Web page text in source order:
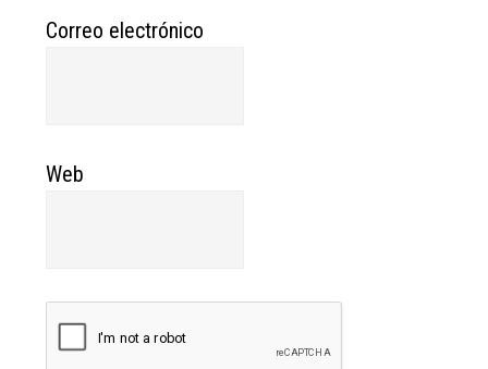
Correo electrónico
Web